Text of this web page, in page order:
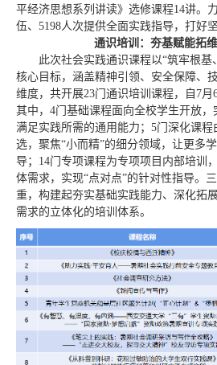
平经济思想系列讲读》选修课程14讲。
伍、5198人次提供全面实践指导，打好坚
通识培训：夯基赋能拓
此次社会实践通识课程以“筑牢根基
核心目标，涵盖精神引领、安全保障、
维度，共开展23门通识培训课程，自7月
其中，4门基础课程面向全校学生开放，
满足实践所需的通用能力；5门深化课程
选，聚焦“小而精”的细分领域，让更多
导；14门专项课程为专项项目内部培训
体需求，实现“点对点”的针对性指导。
重，构建起夯实基础实践能力、深化拓
需求的立体化的培训体系。